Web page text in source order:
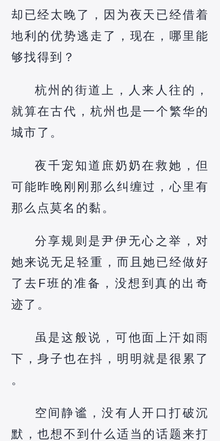
却已经太晚了，因为夜天已经借着
地利的优势逃走了，现在，哪里能
够找得到？
杭州的街道上，人来人往的，
就算在古代，杭州也是一个繁华的
城市了。
夜千宠知道庶奶奶在救她，但
可能昨晚刚刚那么纠缠过，心里有
那么点莫名的黏。
分享规则是尹伊无心之举，对
她来说无足轻重，而且她已经做好
了去F班的准备，没想到真的出奇
迹了。
虽是这般说，可他面上汗如雨
下，身子也在抖，明明就是很累了
。
空间静谧，没有人开口打破沉
默，也想不到什么适当的话题来打